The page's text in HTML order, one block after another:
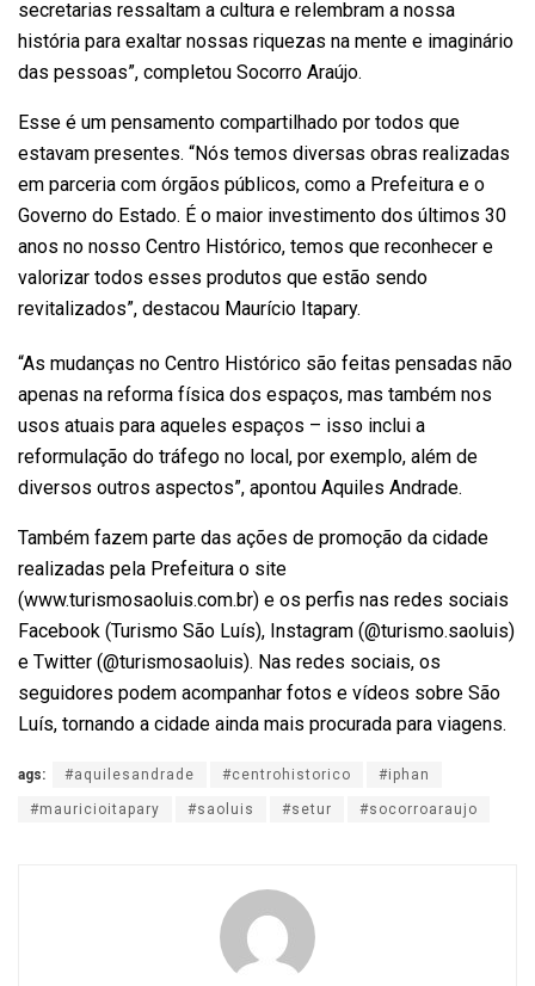
secretarias ressaltam a cultura e relembram a nossa
história para exaltar nossas riquezas na mente e imaginário
das pessoas”, completou Socorro Araújo.
Esse é um pensamento compartilhado por todos que
estavam presentes. “Nós temos diversas obras realizadas
em parceria com órgãos públicos, como a Prefeitura e o
Governo do Estado. É o maior investimento dos últimos 30
anos no nosso Centro Histórico, temos que reconhecer e
valorizar todos esses produtos que estão sendo
revitalizados”, destacou Maurício Itapary.
“As mudanças no Centro Histórico são feitas pensadas não
apenas na reforma física dos espaços, mas também nos
usos atuais para aqueles espaços – isso inclui a
reformulação do tráfego no local, por exemplo, além de
diversos outros aspectos”, apontou Aquiles Andrade.
Também fazem parte das ações de promoção da cidade
realizadas pela Prefeitura o site
(www.turismosaoluis.com.br) e os perfis nas redes sociais
Facebook (Turismo São Luís), Instagram (@turismo.saoluis)
e Twitter (@turismosaoluis). Nas redes sociais, os
seguidores podem acompanhar fotos e vídeos sobre São
Luís, tornando a cidade ainda mais procurada para viagens.
ags: #aquilesandrade #centrohistorico #iphan
#mauricioitapary #saoluis #setur #socorroaraujo